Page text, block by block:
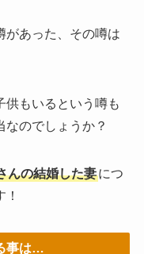
があった、その噂は
供もいるという噂も
なのでしょうか？
んの結婚した妻につ
事は…